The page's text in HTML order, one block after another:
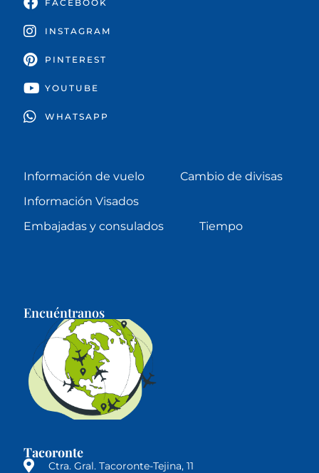
FACEBOOK
INSTAGRAM
PINTEREST
YOUTUBE
WHATSAPP
Información de vuelo
Cambio de divisas
Información Visados
Embajadas y consulados
Tiempo
Encuéntranos
Tacoronte
Ctra. Gral. Tacoronte-Tejina, 11